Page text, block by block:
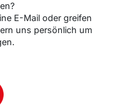
E-Mail oder greifen
uns persönlich um